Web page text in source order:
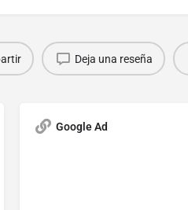
Deja una reseña
Google Ad